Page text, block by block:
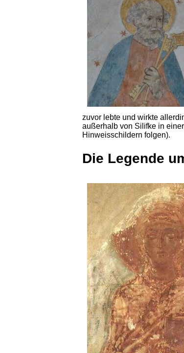
zuvor lebte und wirkte
außerhalb von Silifke in
Hinweisschildern folgen).
Die Legende